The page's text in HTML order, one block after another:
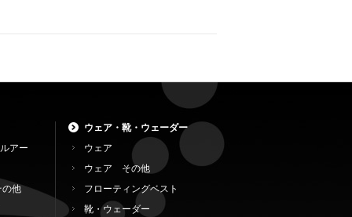
アー
の他
ウェア・靴・ウェーダー
ウェア
ウェア その他
フローティングベスト
靴・ウェーダー